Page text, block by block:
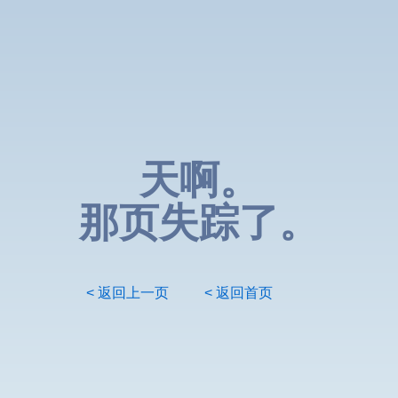
天啊。
那页失踪了。
< 返回上一页 < 返回首页